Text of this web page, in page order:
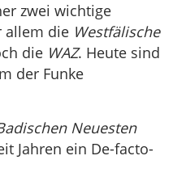
zwei wichtige
allem die Westfälische
die WAZ. Heute sind
der Funke
Neuesten
Jahren ein De-facto-